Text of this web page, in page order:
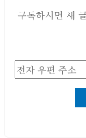
구독하시면 새
전